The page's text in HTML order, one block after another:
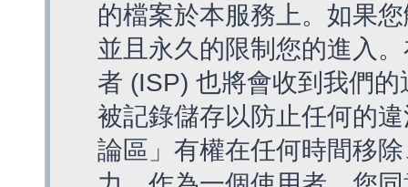
的檔案於本服務上。如果
並且永久的限制您的進入
者 (ISP) 也將會收到我們
被記錄儲存以防止任何的
論區」有權在任何時間移